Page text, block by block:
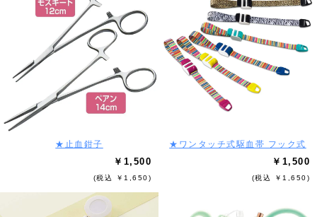
★止血鉗子
￥1,500
(税込 ￥1,650)
★ワンタッチ式駆血帯 フック式
￥1,500
(税込 ￥1,650)